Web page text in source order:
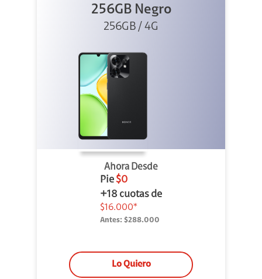
256GB Negro
256GB / 4G
Ahora Desde
Pie $0
+18 cuotas de
$16.000*
Antes: $288.000
Lo Quiero